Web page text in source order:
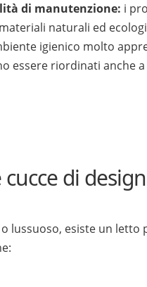
di manutenzione: i
naturali ed
igienico molto
essere riordinati anche
cucce di
lussuoso, esiste un